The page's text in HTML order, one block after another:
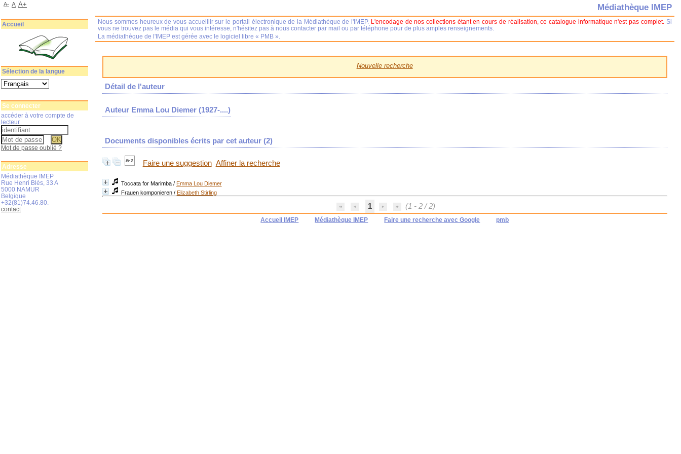
Nouvelle recherche
Détail de l'auteur
Auteur Emma Lou Diemer (1927-....)
Documents disponibles écrits par cet auteur (2)
Faire une suggestion Affiner la recherche
Toccata for Marimba/ Emma Lou Diemer
Frauen komponieren/ Elizabeth Stirling
1 (1 - 2 / 2)
Accueil IMEP Médiathèque IMEP Faire une recherche avec Google pmb
Médiathèque IMEP
Nous sommes heureux de vous accueillir sur le portail électronique de la Médiathèque de l'IMEP. L'encodage de nos collections étant en cours de réalisation, ce catalogue informatique n'est pas complet. Si
vous ne trouvez pas le média qui vous intéresse, n'hésitez pas à nous contacter par mail ou par téléphone pour de plus amples renseignements.
La médiathèque de l'IMEP est gérée avec le logiciel libre « PMB ».
A- A A+
Accueil
Sélection de la langue
Se connecter
accéder à votre compte de
lecteur
Mot de passe oublié ?
Adresse
Médiathèque IMEP
Rue Henri Blès, 33 A
5000 NAMUR
Belgique
+32(81)74.46.80.
contact